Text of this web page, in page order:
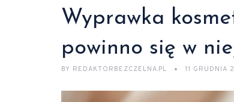
Wyprawka
powinno się w
BY REDAKTORBEZCZELNA.PL 11 GRUDNIA